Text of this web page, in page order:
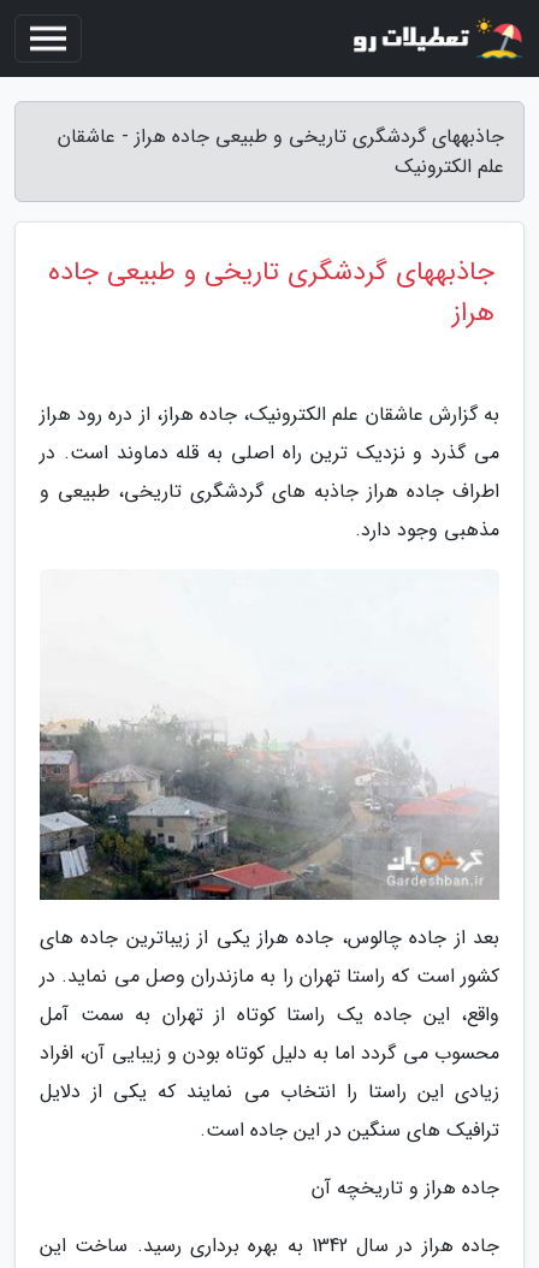
جاذبههای گردشگری تاریخی و طبیعی جاده هراز - عاشقان
علم الکترونیک
جاذبههای گردشگری تاریخی و طبیعی جاده
هراز
به گزارش عاشقان علم الکترونیک، جاده هراز، از دره رود هراز
می گذرد و نزدیک ترین راه اصلی به قله دماوند است. در
اطراف جاده هراز جاذبه های گردشگری تاریخی، طبیعی و
مذهبی وجود دارد.
بعد از جاده چالوس، جاده هراز یکی از زیباترین جاده های
کشور است که راستا تهران را به مازندران وصل می نماید. در
واقع، این جاده یک راستا کوتاه از تهران به سمت آمل
محسوب می گردد اما به دلیل کوتاه بودن و زیبایی آن، افراد
زیادی این راستا را انتخاب می نمایند که یکی از دلایل
ترافیک های سنگین در این جاده است.
جاده هراز و تاریخچه آن
جاده هراز در سال 1342 به بهره برداری رسید. ساخت این